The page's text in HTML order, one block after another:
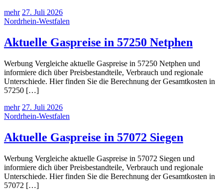
mehr 27. Juli 2026
Nordrhein-Westfalen
Aktuelle Gaspreise in 57250 Netphen
Werbung Vergleiche aktuelle Gaspreise in 57250 Netphen und
informiere dich über Preisbestandteile, Verbrauch und regionale
Unterschiede. Hier finden Sie die Berechnung der Gesamtkosten in
57250 […]
mehr 27. Juli 2026
Nordrhein-Westfalen
Aktuelle Gaspreise in 57072 Siegen
Werbung Vergleiche aktuelle Gaspreise in 57072 Siegen und
informiere dich über Preisbestandteile, Verbrauch und regionale
Unterschiede. Hier finden Sie die Berechnung der Gesamtkosten in
57072 […]